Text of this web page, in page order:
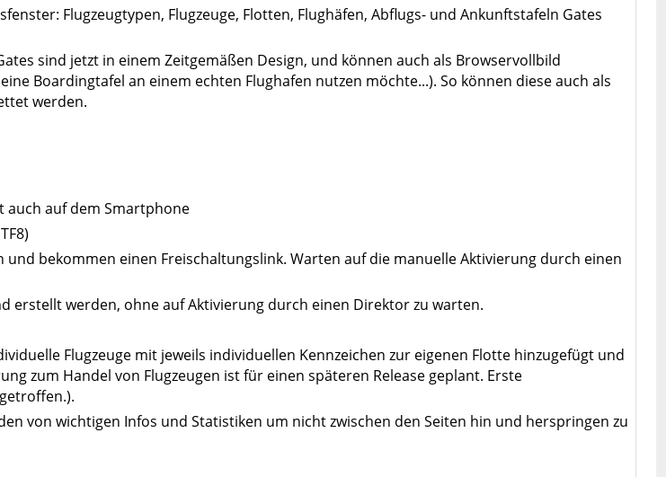
Flugzeugtypen, Flugzeuge, Flotten, Flughäfen, Abflugs- und Ankunftstafeln Gates
sind jetzt in einem Zeitgemäßen Design, und können auch als Browservollbild
Boardingtafel an einem echten Flughafen nutzen möchte...). So können diese auch als
werden.
auch auf dem Smartphone
bekommen einen Freischaltungslink. Warten auf die manuelle Aktivierung durch einen
erstellt werden, ohne auf Aktivierung durch einen Direktor zu warten.
Flugzeuge mit jeweils individuellen Kennzeichen zur eigenen Flotte hinzugefügt und
zum Handel von Flugzeugen ist für einen späteren Release geplant. Erste
von wichtigen Infos und Statistiken um nicht zwischen den Seiten hin und herspringen zu